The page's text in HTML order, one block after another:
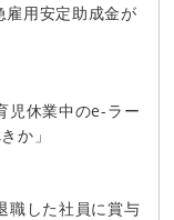
用安定助成金が
児休業中のe-ラー
か」
職した社員に賞与